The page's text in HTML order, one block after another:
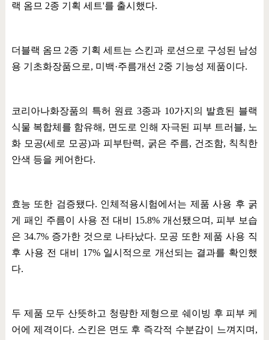
랙 옴므 2종 기획 세트'를 출시했다.
더블랙 옴므 2종 기획 세트는 스킨과 로션으로 구성된 남성
용 기초화장품으로, 미백·주름개선 2중 기능성 제품이다.
코리아나화장품의 특허 원료 3종과 10가지의 발효된 블랙
식물 복합체를 함유해 , 면도로 인해 자극된 피부 트러블, 노
화 모공(세로 모공)과 피부탄력, 굵은 주름, 건조함, 칙칙한
안색 등을 케어한다.
효능 또한 검증됐다. 인체적용시험에서는 제품 사용 후 굵
게 패인 주름이 사용 전 대비 15.8%개선됐으며 , 피부 보습
은 34.7% 증가한 것으로 나타났다. 모공 또한 제품 사용 직
후 사용 전 대비 17% 일시적으로 개선되는 결과를 확인했
다.
두 제품 모두 산뜻하고 청량한 제형으로 쉐이빙 후 피부 케
어에 제격이다. 스킨은 면도 후 즉각적 수분감이 느껴지며 ,